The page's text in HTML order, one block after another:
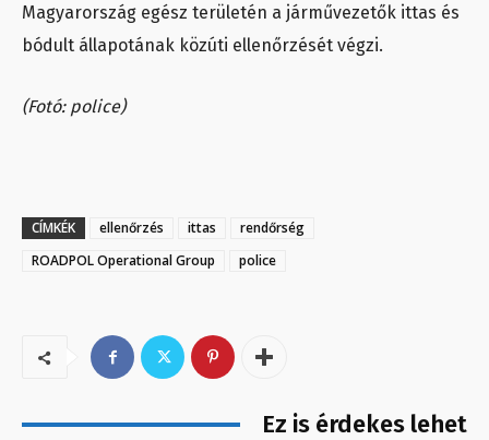
Magyarország egész területén a járművezetők ittas és
bódult állapotának közúti ellenőrzését végzi.
(Fotó: police)
CÍMKÉK ellenőrzés ittas
rendőrség
ROADPOL Operational Group
police
Ez is érdekes lehet